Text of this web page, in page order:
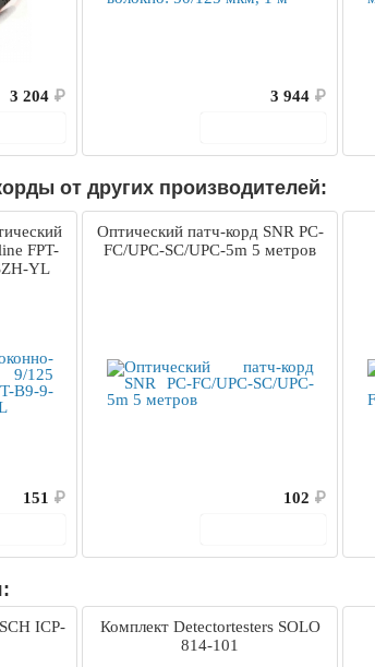
3 204 ₽
3 944 ₽
от других производителей:
FPT-
YL
151 ₽
Оптический патч-корд SNR PC-
FC/UPC-SC/UPC-5m 5 метров
102 ₽
ICP-
Комплект Detectortesters SOLO
814-101